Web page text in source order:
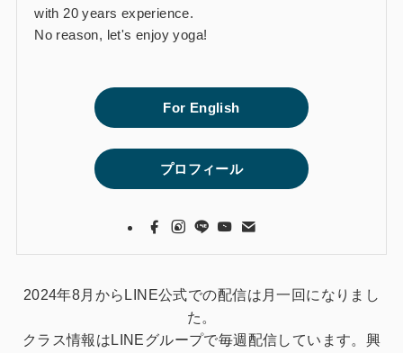
with 20 years experience.
No reason, let's enjoy yoga!
For English
プロフィール
2024年8月からLINE公式での配信は月一回になりまし
た。
クラス情報はLINEグループで毎週配信しています。興